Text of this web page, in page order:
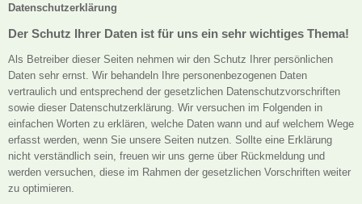
Datenschutzerklärung
Der Schutz Ihrer Daten ist für uns ein sehr wichtiges Thema!
Als Betreiber dieser Seiten nehmen wir den Schutz Ihrer persönlichen
Daten sehr ernst. Wir behandeln Ihre personenbezogenen Daten
vertraulich und entsprechend der gesetzlichen Datenschutzvorschriften
sowie dieser Datenschutzerklärung. Wir versuchen im Folgenden in
einfachen Worten zu erklären, welche Daten wann und auf welchem Wege
erfasst werden, wenn Sie unsere Seiten nutzen. Sollte eine Erklärung
nicht verständlich sein, freuen wir uns gerne über Rückmeldung und
werden versuchen, diese im Rahmen der gesetzlichen Vorschriften weiter
zu optimieren.